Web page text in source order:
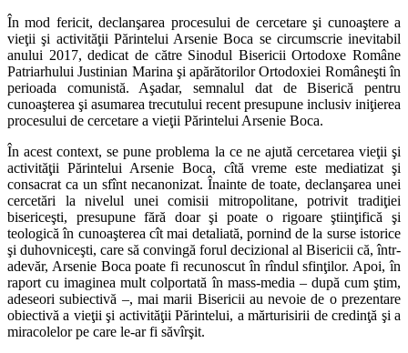
În mod fericit, declanşarea procesului de cercetare şi cunoaştere a
vieţii şi activităţii Părintelui Arsenie Boca se circumscrie inevitabil
anului 2017, dedicat de către Sinodul Bisericii Ortodoxe Române
Patriarhului Justinian Marina şi apărătorilor Ortodoxiei Româneşti în
perioada comunistă. Aşadar, semnalul dat de Biserică pentru
cunoaşterea şi asumarea trecutului recent presupune inclusiv iniţierea
procesului de cercetare a vieţii Părintelui Arsenie Boca.
În acest context, se pune problema la ce ne ajută cercetarea vieţii şi
activităţii Părintelui Arsenie Boca, cîtă vreme este mediatizat şi
consacrat ca un sfînt necanonizat. Înainte de toate, declanşarea unei
cercetări la nivelul unei comisii mitropolitane, potrivit tradiţiei
bisericeşti, presupune fără doar şi poate o rigoare ştiinţifică şi
teologică în cunoaşterea cît mai detaliată, pornind de la surse istorice
şi duhovniceşti, care să convingă forul decizional al Bisericii că, într-
adevăr, Arsenie Boca poate fi recunoscut în rîndul sfinţilor. Apoi, în
raport cu imaginea mult colportată în mass-media – după cum ştim,
adeseori subiectivă –, mai marii Bisericii au nevoie de o prezentare
obiectivă a vieţii şi activităţii Părintelui, a mărturisirii de credinţă şi a
miracolelor pe care le-ar fi săvîrşit.